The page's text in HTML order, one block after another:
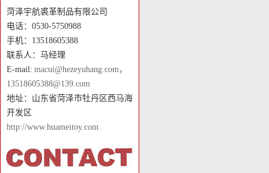
菏泽宇航裘革制品有限公司
电话：0530-5750988
手机：13518605388
联系人：马经理
E-mail: macui@hezeyuhang.com，
13518605388@139.com
地址：山东省菏泽市牡丹区西马海
开发区
http://www.huameitoy.com